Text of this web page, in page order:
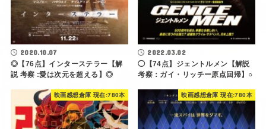
2020.10.07
◎【76点】インターステラー【解
説 考察 :愛は次元を超える】◎
2022.03.02
◯【74点】ジェントルメン【解説
考察：ガイ・リッチー原点回帰】○
映画感想倉庫 現在:780本 映画感想倉庫 現在:780本